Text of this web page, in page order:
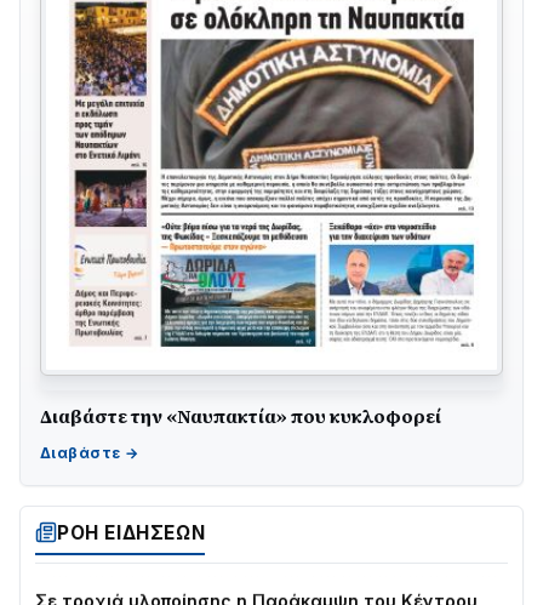
Διαβάστε την «Ναυπακτία» που κυκλοφορεί
ΡΟΗ ΕΙΔΗΣΕΩΝ
05/08 • 08:41
Στο σκοτάδι μεγάλο μέρος στο Λυγιά Ναυπάκτου
04/08 • 19:47
της Ναυπάκτου